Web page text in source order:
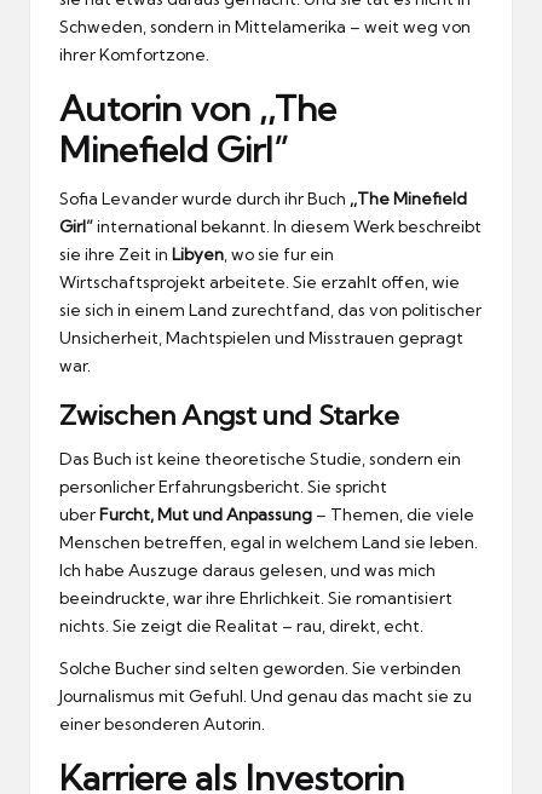
Schweden, sondern in Mittelamerika – weit weg von
ihrer Komfortzone.
Autorin von ,,The
Minefield Girl”
Sofia Levander wurde durch ihr Buch ,,The Minefield
Girl”international bekannt. In diesem Werk beschreibt
sie ihre Zeit in Libyen , wo sie fur ein
Wirtschaftsprojekt arbeitete. Sie erzahlt offen, wie
sie sich in einem Land zurechtfand, das von politischer
Unsicherheit, Machtspielen und Misstrauen gepragt
war.
Zwischen Angst und Starke
Das Buch ist keine theoretische Studie, sondern ein
personlicher Erfahrungsbericht. Sie spricht
uberFurcht, Mut und Anpassung – Themen, die viele
Menschen betreffen, egal in welchem Land sie leben.
Ich habe Auszuge daraus gelesen, und was mich
beeindruckte, war ihre Ehrlichkeit. Sie romantisiert
nichts. Sie zeigt die Realitat – rau, direkt, echt.
Solche Bucher sind selten geworden. Sie verbinden
Journalismus mit Gefuhl. Und genau das macht sie zu
einer besonderen Autorin.
Karriere als Investorin